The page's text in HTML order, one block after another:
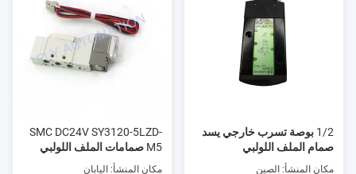
1/2 بوصة تسرب خارجي يسد
صمام الملف اللولبي
مكان المنشأ: الصين
SMC DC24V SY3120-5LZD-
M5 صمامات الملف اللولبي
مكان المنشأ: اليابان